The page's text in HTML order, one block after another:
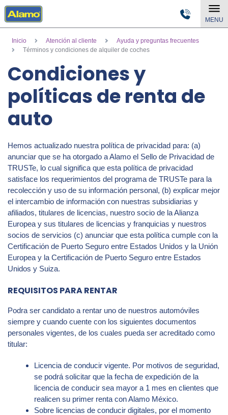
MENU
Inicio Atención al cliente
Ayuda y preguntas frecuentes
Términos y condiciones de alquiler de coches
Condiciones y
políticas de renta de
auto
Hemos actualizado nuestra política de privacidad para: (a)
anunciar que se ha otorgado a Alamo el Sello de Privacidad de
TRUSTe, lo cual significa que esta política de privacidad
satisface los requerimientos del programa de TRUSTe para la
recolección y uso de su información personal, (b) explicar mejor
el intercambio de información con nuestras subsidiarias y
afiliados, titulares de licencias, nuestro socio de la Alianza
Europea y sus titulares de licencias y franquicias y nuestros
socios de servicios (c) anunciar que esta política cumple con la
Certificación de Puerto Seguro entre Estados Unidos y la Unión
Europea y la Certificación de Puerto Seguro entre Estados
Unidos y Suiza.
REQUISITOS PARA RENTAR
Podra ser candidato a rentar uno de nuestros automóviles
siempre y cuando cuente con los siguientes documentos
personales vigentes, de los cuales pueda ser acreditado como
titular:
Licencia de conducir vigente. Por motivos de seguridad,
se podrá solicitar que la fecha de expedición de la
licencia de conducir sea mayor a 1 mes en clientes que
realicen su primer renta con Alamo México.
Sobre licencias de conducir digitales, por el momento